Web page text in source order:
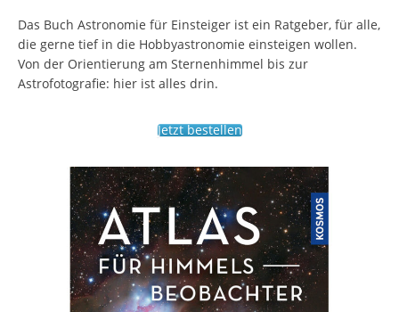
Das Buch Astronomie für Einsteiger ist ein Ratgeber, für alle,
die gerne tief in die Hobbyastronomie einsteigen wollen.
Von der Orientierung am Sternenhimmel bis zur
Astrofotografie: hier ist alles drin.
Jetzt bestellen